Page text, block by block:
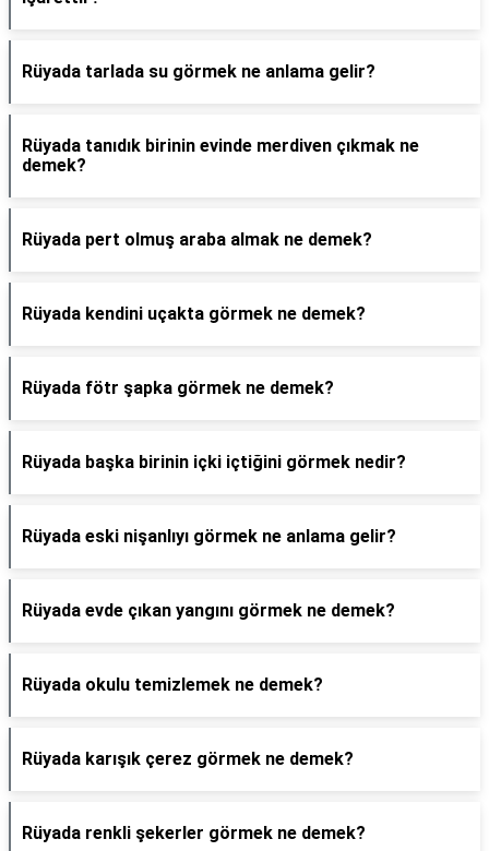
Rüyada tarlada su görmek ne anlama gelir?
Rüyada tanıdık birinin evinde merdiven çıkmak ne
demek?
Rüyada pert olmuş araba almak ne demek?
Rüyada kendini uçakta görmek ne demek?
Rüyada fötr şapka görmek ne demek?
Rüyada başka birinin içki içtiğini görmek nedir?
Rüyada eski nişanlıyı görmek ne anlama gelir?
Rüyada evde çıkan yangını görmek ne demek?
Rüyada okulu temizlemek ne demek?
Rüyada karışık çerez görmek ne demek?
Rüyada renkli şekerler görmek ne demek?